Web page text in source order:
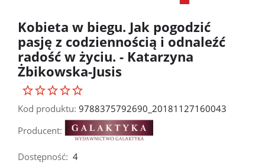
Kobieta w biegu. Jak pogodzić
pasję z codziennością i odnaleźć
radość w życiu. - Katarzyna
Żbikowska-Jusis
Kod produktu: 9788375792690_20181127160043
Producent:
Dostępność: 4